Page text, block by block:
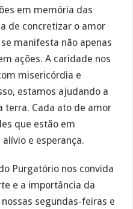
em memória das
de concretizar o amor
manifesta não apenas
ações. A caridade nos
misericórdia e
estamos ajudando a
terra. Cada ato de amor
que estão em
e esperança.
Purgatório nos convida
e a importância da
segundas-feiras e